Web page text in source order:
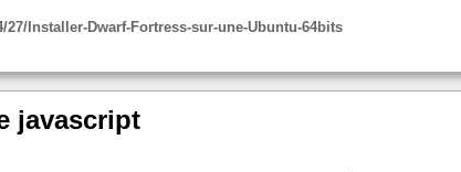
Installer-Dwarf-Fortress-sur-une-Ubuntu-64bits
javascript